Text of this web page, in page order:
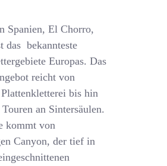
Spanien, El Chorro,
das bekannteste
Europas. Das
reicht von
bis hin
an Sintersäulen.
kommt von
Canyon, der tief in